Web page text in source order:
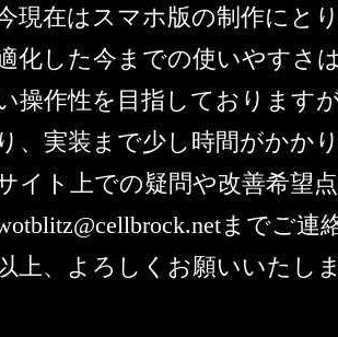
現在はスマホ版の制作にと
化した今までの使いやすさ
操作性を目指しております
り、実装まで少し時間がかか
イト上での疑問や改善希望
までご連
上、よろしくお願いいたし